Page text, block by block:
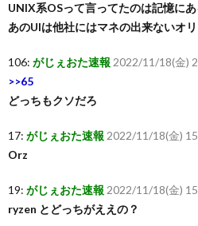
UNIX系OSって言ってたのは記憶にあ
あのUIは他社にはマネの出来ないオ
106: がじぇおた速報 2022/11/18(金)
>>65
どっちもクソだろ
17: がじぇおた速報 2022/11/18(金)
Orz
19: がじぇおた速報 2022/11/18(金)
ryzen とどっちがええの？